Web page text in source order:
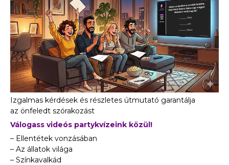
Izgalmas kérdések és részletes útmutató garantálja
az önfeledt szórakozást
Válogass videós partykvízeink közül!
– Ellentétek vonzásában
– Az állatok világa
– Színkavalkád